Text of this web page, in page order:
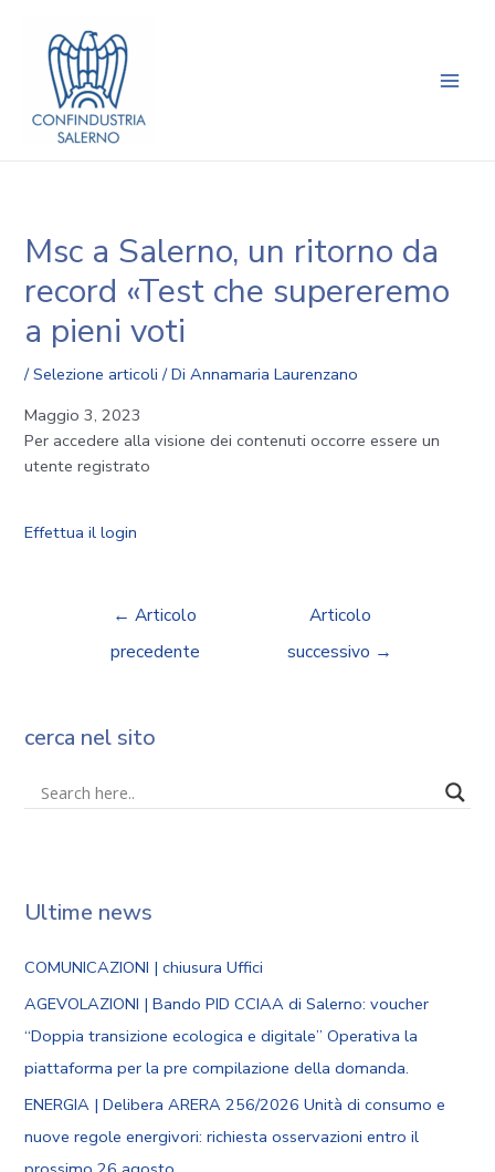
contenuto
Msc a Salerno, un ritorno da
record «Test che supereremo
a pieni voti
/Selezione articoli / DiAnnamaria Laurenzano
Maggio 3, 2023
Per accedere alla visione dei contenuti occorre essere un
utente registrato
Effettua il login
articoli
← Articolo
precedente
Articolo
successivo →
cerca nel sito
Ultime news
COMUNICAZIONI | chiusura Uffici
AGEVOLAZIONI | Bando PID CCIAA di Salerno: voucher
“Doppia transizione ecologica e digitale” Operativa la
piattaforma per la pre compilazione della domanda.
ENERGIA | Delibera ARERA 256/2026 Unità di consumo e
nuove regole energivori: richiesta osservazioni entro il